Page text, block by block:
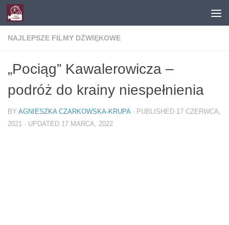
Skip to content
NAJLEPSZE FILMY DŹWIĘKOWE
„Pociąg” Kawalerowicza –
podróż do krainy niespełnienia
BY AGNIESZKA CZARKOWSKA-KRUPA · PUBLISHED 17 CZERWCA,
2021 · UPDATED 17 MARCA, 2022